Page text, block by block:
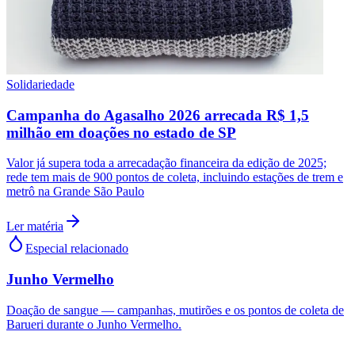
Solidariedade
Campanha do Agasalho 2026 arrecada R$ 1,5
milhão em doações no estado de SP
Valor já supera toda a arrecadação financeira da edição de 2025;
rede tem mais de 900 pontos de coleta, incluindo estações de trem e
metrô na Grande São Paulo
Ler matéria
Especial relacionado
Junho Vermelho
Doação de sangue — campanhas, mutirões e os pontos de coleta de
Barueri durante o Junho Vermelho.